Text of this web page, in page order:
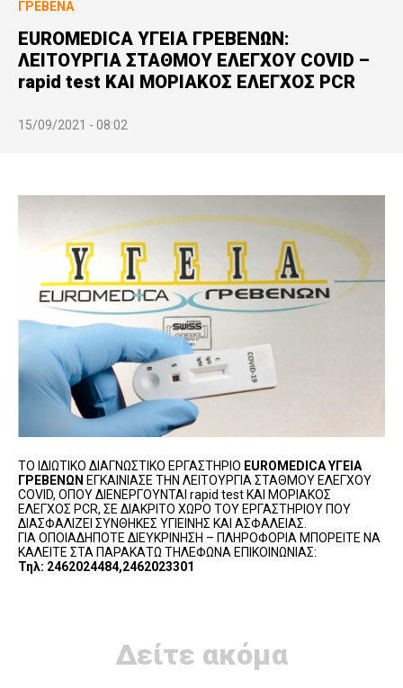
ΓΡΕΒΕΝΆ
EUROMEDICA ΥΓΕΙΑ ΓΡΕΒΕΝΩΝ:
ΛΕΙΤΟΥΡΓΙΑ ΣΤΑΘΜΟΥ ΕΛΕΓΧΟΥ COVID –
rapid test ΚΑΙ ΜΟΡΙΑΚΟΣ ΕΛΕΓΧΟΣ PCR
15/09/2021 - 08:02
ΤΟ ΙΔΙΩΤΙΚΟ ΔΙΑΓΝΩΣΤΙΚΟ ΕΡΓΑΣΤΗΡΙΟ EUROMEDICA ΥΓΕΙΑ
ΓΡΕΒΕΝΩΝ ΕΓΚΑΙΝΙΑΣΕ ΤΗΝ ΛΕΙΤΟΥΡΓΙΑ ΣΤΑΘΜΟΥ ΕΛΕΓΧΟΥ
COVID, ΟΠΟΥ ΔΙΕΝΕΡΓΟΥΝΤΑΙ rapid test ΚΑΙ ΜΟΡΙΑΚΟΣ
ΕΛΕΓΧΟΣ PCR, ΣΕ ΔΙΑΚΡΙΤΟ ΧΩΡΟ ΤΟΥ ΕΡΓΑΣΤΗΡΙΟΥ ΠΟΥ
ΔΙΑΣΦΑΛΙΖΕΙ ΣΥΝΘΗΚΕΣ ΥΓΙΕΙΝΗΣ ΚΑΙ ΑΣΦΑΛΕΙΑΣ.
ΓΙΑ ΟΠΟΙΑΔΗΠΟΤΕ ΔΙΕΥΚΡΙΝΗΣΗ – ΠΛΗΡΟΦΟΡΙΑ ΜΠΟΡΕΙΤΕ ΝΑ
ΚΑΛΕΙΤΕ ΣΤΑ ΠΑΡΑΚΑΤΩ ΤΗΛΕΦΩΝΑ ΕΠΙΚΟΙΝΩΝΙΑΣ:
Τηλ: 2462024484,2462023301
Δείτε ακόμα